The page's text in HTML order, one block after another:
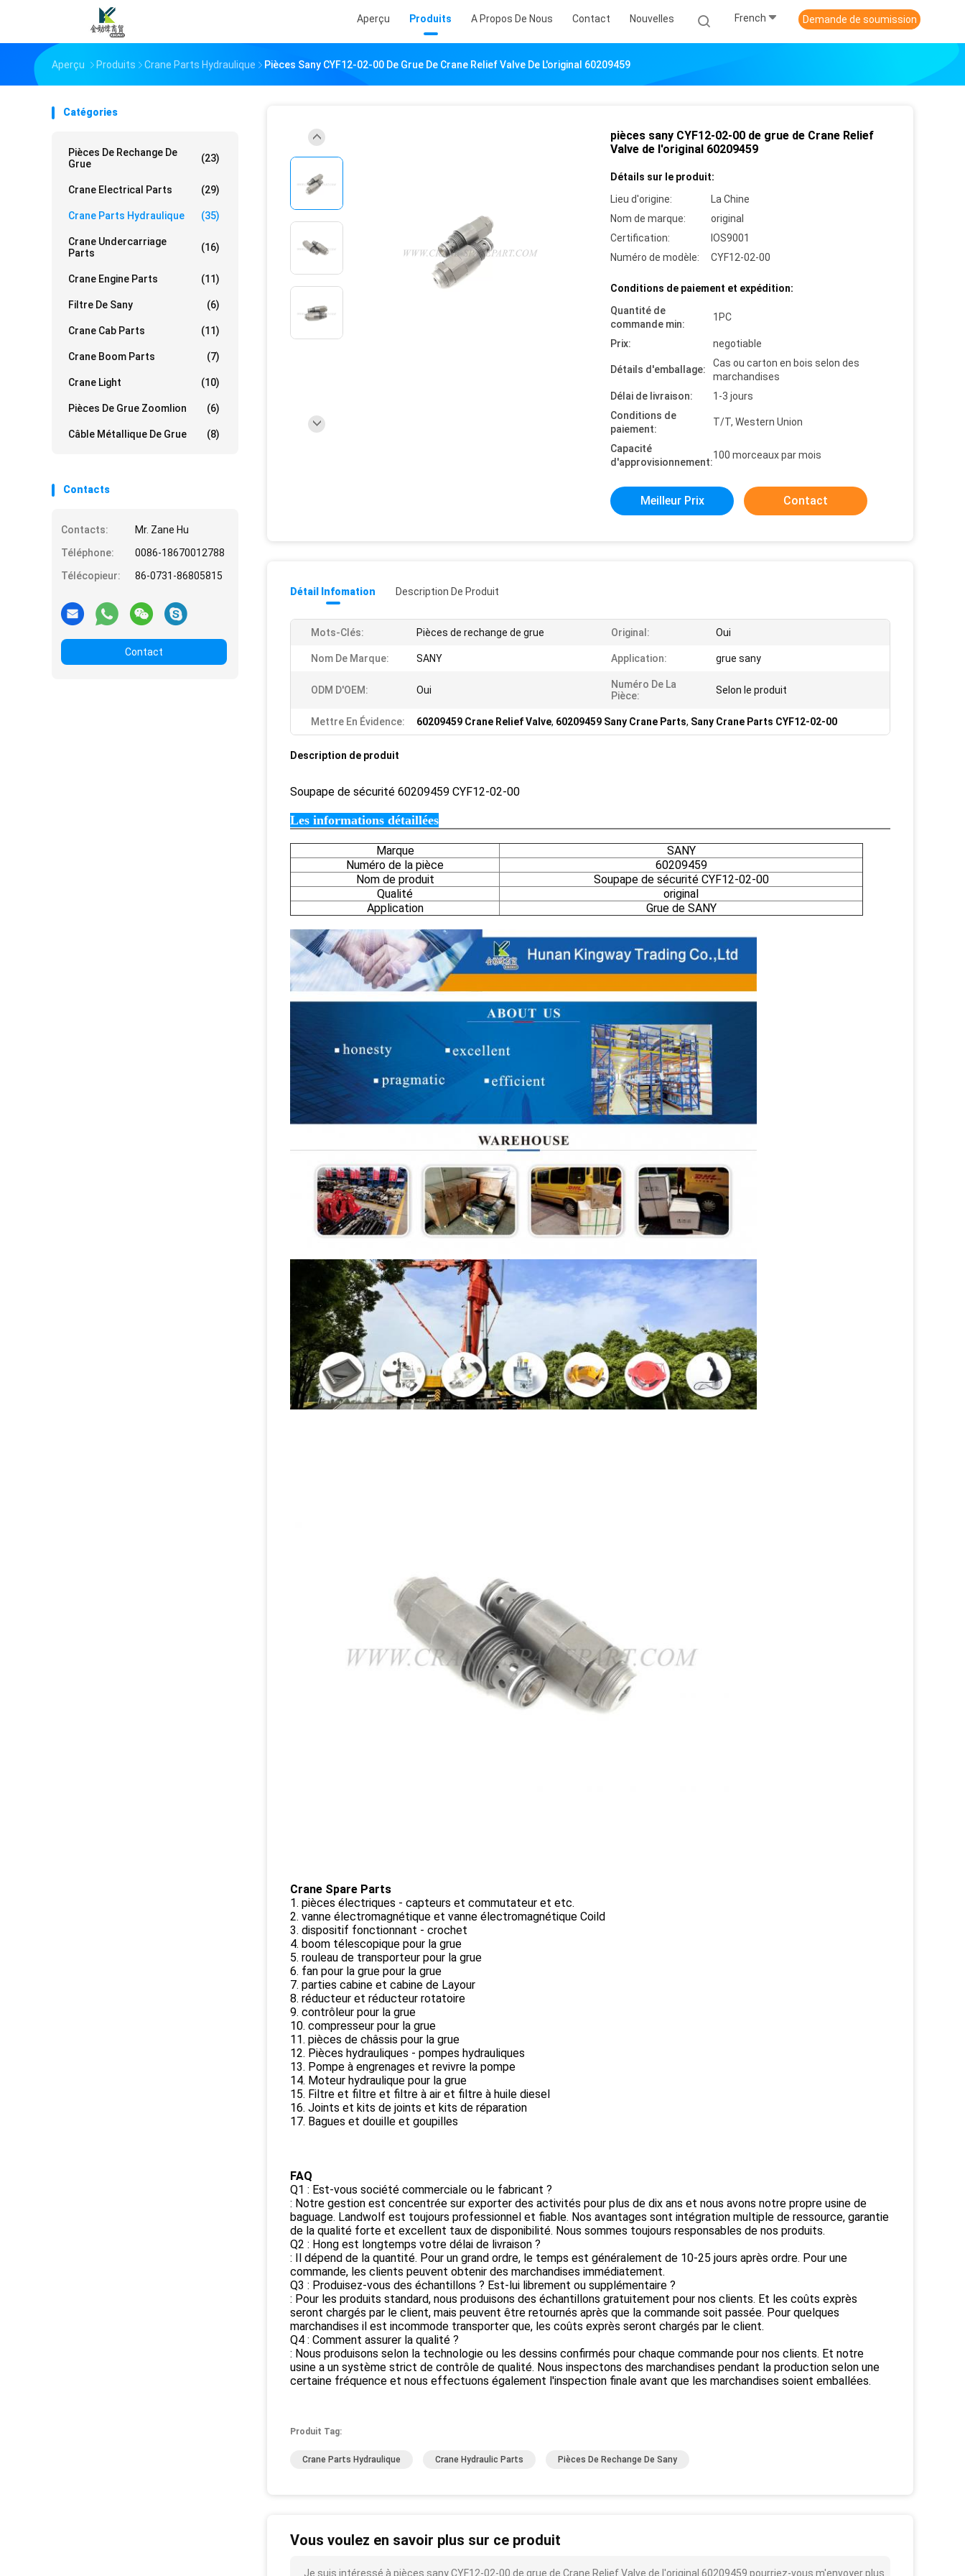
Aperçu Produits A Propos De Nous Contact Nouvelles French Demande de soumission
Aperçu Produits Crane Parts Hydraulique Pièces Sany CYF12-02-00 De Grue De Crane Relief Valve De L'original 60209459
Catégories
Pièces De Rechange De
Grue
(23)
Crane Electrical Parts (29)
Crane Parts Hydraulique (35)
Crane Undercarriage
Parts
(16)
Crane Engine Parts (11)
Filtre De Sany (6)
Crane Cab Parts (11)
Crane Boom Parts (7)
Crane Light (10)
Pièces De Grue Zoomlion (6)
Câble Métallique De Grue (8)
Contacts
Contacts:
Mr. Zane Hu
Téléphone:
0086-18670012788
Télécopieur:
86-0731-86805815
Contact
pièces sany CYF12-02-00 de grue de Crane Relief
Valve de l'original 60209459
Détails sur le produit:
Lieu d'origine:
La Chine
Nom de marque:
original
Certification:
IOS9001
Numéro de modèle:
CYF12-02-00
Conditions de paiement et expédition:
Quantité de
commande min:
1PC
Prix: negotiable
Détails d'emballage:
Cas ou carton en bois selon des
marchandises
Délai de livraison:
1-3 jours
Conditions de
paiement:
T/T, Western Union
Capacité
d'approvisionnement:
100 morceaux par mois
Meilleur Prix Contact
Détail Infomation Description De Produit
Mots-Clés: Pièces de rechange de grue Original: Oui
Nom De Marque: SANY Application: grue sany
ODM D'OEM: Oui
Numéro De La
Pièce:
Selon le produit
Mettre En Évidence: 60209459 Crane Relief Valve, 60209459 Sany Crane Parts, Sany Crane Parts CYF12-02-00
Description de produit
Soupape de sécurité 60209459 CYF12-02-00
Les informations détaillées
Marque
SANY
Numéro de la pièce
60209459
Nom de produit
Soupape de sécurité CYF12-02-00
Qualité
original
Application
Grue de SANY
Crane Spare Parts
1. pièces électriques - capteurs et commutateur et etc.
2. vanne électromagnétique et vanne électromagnétique Coild
3. dispositif fonctionnant - crochet
4. boom télescopique pour la grue
5. rouleau de transporteur pour la grue
6. fan pour la grue pour la grue
7. parties cabine et cabine de Layour
8. réducteur et réducteur rotatoire
9. contrôleur pour la grue
10. compresseur pour la grue
11. pièces de châssis pour la grue
12. Pièces hydrauliques - pompes hydrauliques
13. Pompe à engrenages et revivre la pompe
14. Moteur hydraulique pour la grue
15. Filtre et filtre et filtre à air et filtre à huile diesel
16. Joints et kits de joints et kits de réparation
17. Bagues et douille et goupilles
FAQ
Q1 : Est-vous société commerciale ou le fabricant ?
: Notre gestion est concentrée sur exporter des activités pour plus de dix ans et nous avons notre propre usine de
baguage. Landwolf est toujours professionnel et fiable. Nos avantages sont intégration multiple de ressource, garantie
de la qualité forte et excellent taux de disponibilité. Nous sommes toujours responsables de nos produits.
Q2 : Hong est longtemps votre délai de livraison ?
: Il dépend de la quantité. Pour un grand ordre, le temps est généralement de 10-25 jours après ordre. Pour une
commande, les clients peuvent obtenir des marchandises immédiatement.
Q3 : Produisez-vous des échantillons ? Est-lui librement ou supplémentaire ?
: Pour les produits standard, nous produisons des échantillons gratuitement pour nos clients. Et les coûts exprès
seront chargés par le client, mais peuvent être retournés après que la commande soit passée. Pour quelques
marchandises il est incommode transporter que, les coûts exprès seront chargés par le client.
Q4 : Comment assurer la qualité ?
: Nous produisons selon la technologie ou les dessins confirmés pour chaque commande pour nos clients. Et notre
usine a un système strict de contrôle de qualité. Nous inspectons des marchandises pendant la production selon une
certaine fréquence et nous effectuons également l'inspection finale avant que les marchandises soient emballées.
Produit Tag:
Crane Parts Hydraulique Crane Hydraulic Parts Pièces De Rechange De Sany
Vous voulez en savoir plus sur ce produit
Je suis intéressé à pièces sany CYF12-02-00 de grue de Crane Relief Valve de l'original 60209459 pourriez-vous m'envoyer plus